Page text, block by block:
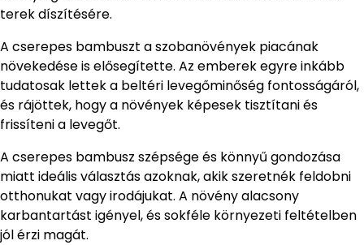
terek díszítésére.
A cserepes bambuszt a szobanövények piacának
növekedése is elősegítette. Az emberek egyre inkább
tudatosak lettek a beltéri levegőminőség fontosságáról,
és rájöttek, hogy a növények képesek tisztítani és
frissíteni a levegőt.
A cserepes bambusz szépsége és könnyű gondozása
miatt ideális választás azoknak, akik szeretnék feldobni
otthonukat vagy irodájukat. A növény alacsony
karbantartást igényel, és sokféle környezeti feltételben
jól érzi magát.